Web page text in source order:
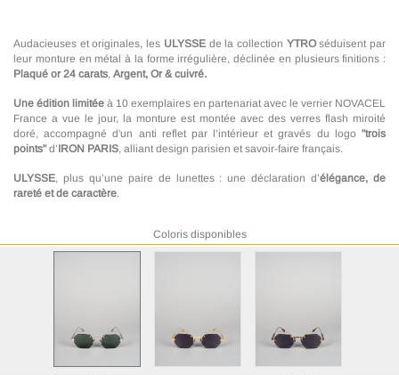
Audacieuses et originales, les ULYSSEde la collection YTROséduisent par
leur monture en métal à la forme irrégulière, déclinée en plusieurs finitions :
Plaqué or 24 carats, Argent, Or & cuivré.
Une édition limitée à 10 exemplaires en partenariat avec le verrier NOVACEL
France a vue le jour, la monture est montée avec des verres flash miroité
doré, accompagné d'un anti reflet par l’intérieur et gravés du logo "trois
points"d’IRON PARIS, alliant design parisien et savoir-faire français.
ULYSSE, plus qu’une paire de lunettes : une déclaration d’élégance, de
rareté et de caractère.
Coloris disponibles
Référence ULYSSE IRS61-008